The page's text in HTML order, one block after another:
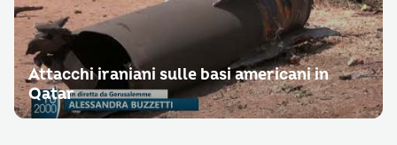
Attacchi iraniani sulle basi americani in
Qatar